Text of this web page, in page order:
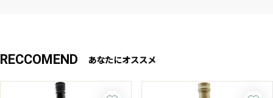
RECCOMEND あなたにオススメ